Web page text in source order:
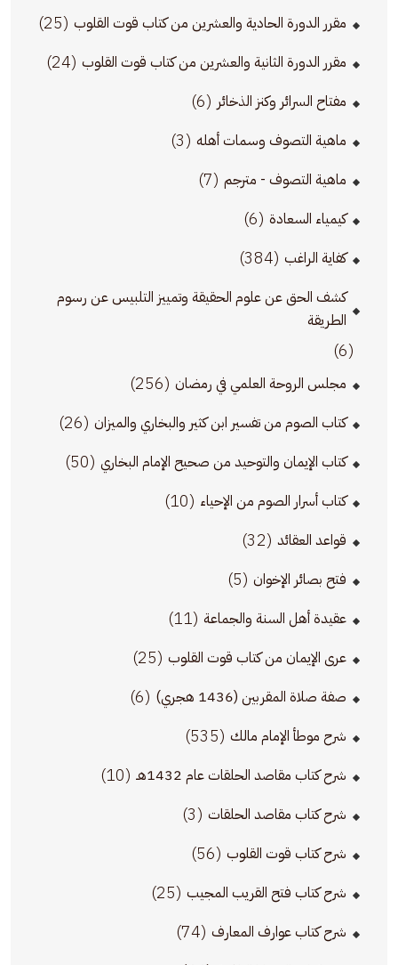
مقرر الدورة الحادية والعشرين من كتاب قوت القلوب (25)
مقرر الدورة الثانية والعشرين من كتاب قوت القلوب (24)
مفتاح السرائر وكنز الذخائر (6)
ماهية التصوف وسمات أهله (3)
ماهية التصوف - مترجم (7)
كيمياء السعادة (6)
كفاية الراغب (384)
كشف الحق عن علوم الحقيقة وتمييز التلبيس عن رسوم
الطريقة
(6)
مجلس الروحة العلمي في رمضان (256)
كتاب الصوم من تفسير ابن كثير والبخاري والميزان (26)
كتاب الإيمان والتوحيد من صحيح الإمام البخاري (50)
كتاب أسرار الصوم من الإحياء (10)
قواعد العقائد (32)
فتح بصائر الإخوان (5)
عقيدة أهل السنة والجماعة (11)
عرى الإيمان من كتاب قوت القلوب (25)
صفة صلاة المقربين (1436 هجري) (6)
شرح موطأ الإمام مالك (535)
شرح كتاب مقاصد الحلقات عام 1432هـ (10)
شرح كتاب مقاصد الحلقات (3)
شرح كتاب قوت القلوب (56)
شرح كتاب فتح القريب المجيب (25)
شرح كتاب عوارف المعارف (74)